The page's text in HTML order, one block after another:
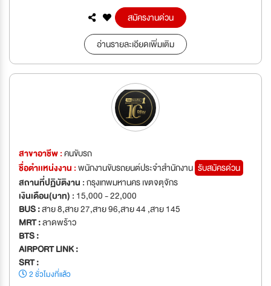
สมัครงานด่วน
อ่านรายละเอียดเพิ่มเติม
สาขาอาชีพ :คนขับรถ
ชื่อตำเเหน่งงาน :พนักงานขับรถยนต์ประจำสำนักงาน รับสมัครด่วน
สถานที่ปฏิบัติงาน :กรุงเทพมหานคร เขตจตุจักร
เงินเดือน(บาท) : 15,000 - 22,000
BUS :สาย 8,สาย 27,สาย 96,สาย 44 ,สาย 145
MRT :ลาดพร้าว
BTS :
AIRPORT LINK :
SRT :
2 ชั่วโมงที่แล้ว